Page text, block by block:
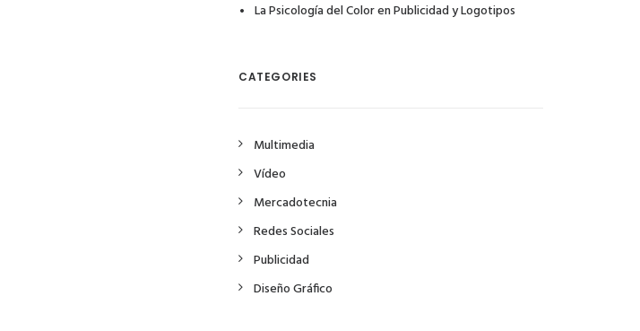
La Psicología del Color en Publicidad y Logotipos
CATEGORIES
Multimedia
Vídeo
Mercadotecnia
Redes Sociales
Publicidad
Diseño Gráfico